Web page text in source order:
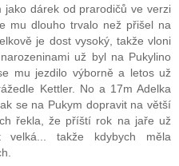
jako dárek od prarodičů ve verzi
mu dlouho trvalo než přišel na
je dost vysoký, takže vloni
už byl na Pukylino
mu jezdilo výborně a letos už
Kettler. No a 17m Adelka
se na Pukym dopravit na větší
řekla, že příští rok na jaře už
takže kdybych měla